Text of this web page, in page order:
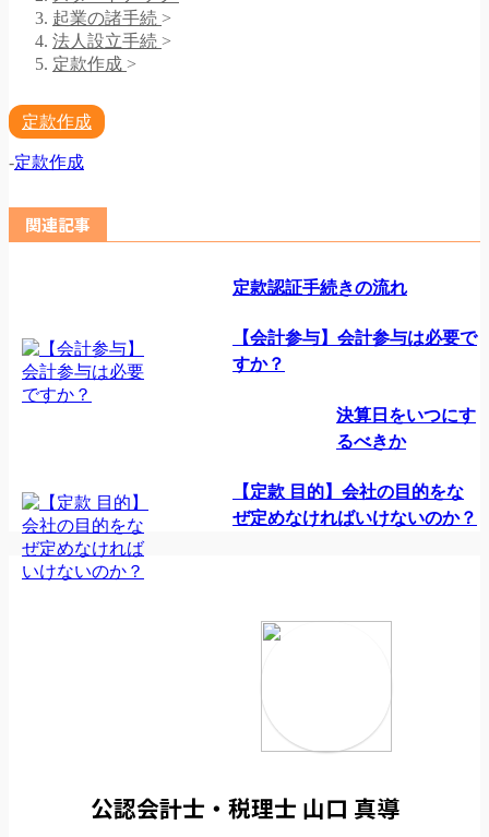
起業の諸手続 >
法人設立手続 >
定款作成 >
定款作成
-定款作成
関連記事
定款認証手続きの流れ
【会計参与】会計参与は必要で
すか？
決算日をいつにす
るべきか
【定款 目的】会社の目的をな
ぜ定めなければいけないのか？
公認会計士・税理士 山口 真導